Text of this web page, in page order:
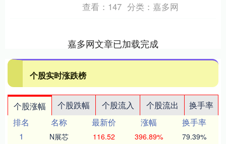
查看： 147 分类： 嘉多网
嘉多网文章已加载完成
个股实时涨跌榜
个股涨幅 个股跌幅 个股流入 个股流出
换手率
排名
名称 最新价 涨幅
换手率
1
N展芯 116.52 396.89% 79.39%